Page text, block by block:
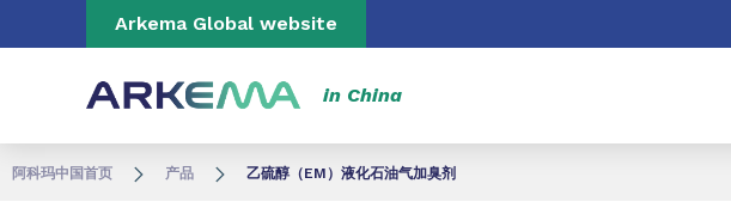
Go to content Go to navigation
Arkema Global website
in China
阿科玛中国首页 产品 乙硫醇（EM）液化石油气加臭剂